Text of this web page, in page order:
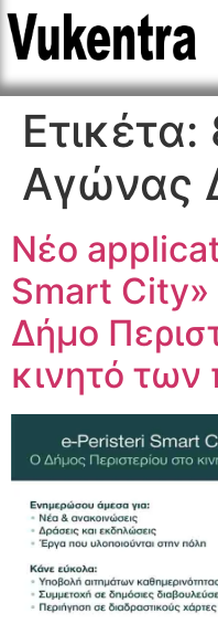
Ετικέτα:
Αγώνας
Νέο
Smart City»
Δήμο
κινητό των